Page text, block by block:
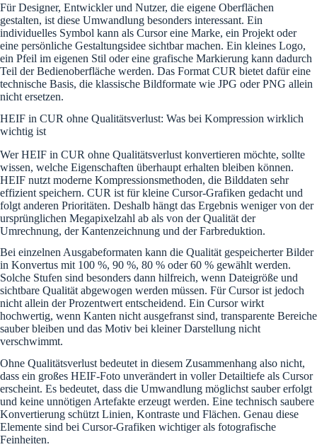
Für Designer, Entwickler und Nutzer, die eigene Oberflächen
gestalten, ist diese Umwandlung besonders interessant. Ein
individuelles Symbol kann als Cursor eine Marke, ein Projekt oder
eine persönliche Gestaltungsidee sichtbar machen. Ein kleines Logo,
ein Pfeil im eigenen Stil oder eine grafische Markierung kann dadurch
Teil der Bedienoberfläche werden. Das Format CUR bietet dafür eine
technische Basis, die klassische Bildformate wie JPG oder PNG allein
nicht ersetzen.
HEIF in CUR ohne Qualitätsverlust: Was bei Kompression wirklich
wichtig ist
Wer HEIF in CUR ohne Qualitätsverlust konvertieren möchte, sollte
wissen, welche Eigenschaften überhaupt erhalten bleiben können.
HEIF nutzt moderne Kompressionsmethoden, die Bilddaten sehr
effizient speichern. CUR ist für kleine Cursor-Grafiken gedacht und
folgt anderen Prioritäten. Deshalb hängt das Ergebnis weniger von der
ursprünglichen Megapixelzahl ab als von der Qualität der
Umrechnung, der Kantenzeichnung und der Farbreduktion.
Bei einzelnen Ausgabeformaten kann die Qualität gespeicherter Bilder
in Konvertus mit 100 %, 90 %, 80 % oder 60 % gewählt werden.
Solche Stufen sind besonders dann hilfreich, wenn Dateigröße und
sichtbare Qualität abgewogen werden müssen. Für Cursor ist jedoch
nicht allein der Prozentwert entscheidend. Ein Cursor wirkt
hochwertig, wenn Kanten nicht ausgefranst sind, transparente Bereiche
sauber bleiben und das Motiv bei kleiner Darstellung nicht
verschwimmt.
Ohne Qualitätsverlust bedeutet in diesem Zusammenhang also nicht,
dass ein großes HEIF-Foto unverändert in voller Detailtiefe als Cursor
erscheint. Es bedeutet, dass die Umwandlung möglichst sauber erfolgt
und keine unnötigen Artefakte erzeugt werden. Eine technisch saubere
Konvertierung schützt Linien, Kontraste und Flächen. Genau diese
Elemente sind bei Cursor-Grafiken wichtiger als fotografische
Feinheiten.